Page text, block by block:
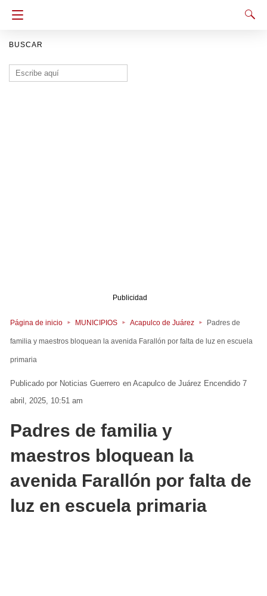
BUSCAR
Buscar:
Publicidad
Página de inicio MUNICIPIOS Acapulco de Juárez Padres de
familia y maestros bloquean la avenida Farallón por falta de luz en escuela
primaria
Noticias Guerrero en Acapulco de Juárez Encendido 7
abril, 2025, 10:51 am
Padres de familia y
maestros bloquean la
avenida Farallón por falta de
luz en escuela primaria